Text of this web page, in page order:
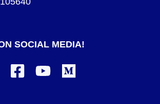
SOCIAL MEDIA!